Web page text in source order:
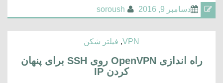
دسامبر 9, 2016
soroush
VPN
, فیلتر شکن
راه اندازی OpenVPN روی SSH برای پنهان
کردن IP